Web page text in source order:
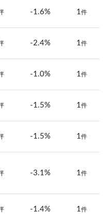
-1.6% 1件
-2.4% 1件
-1.0% 1件
-1.5% 1件
-1.5% 1件
-3.1% 1件
-1.4% 1件